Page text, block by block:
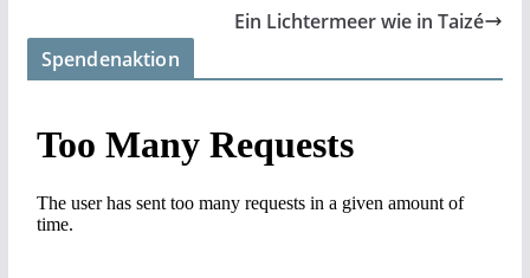
Ein Lichtermeer wie in Taizé
Spendenaktion